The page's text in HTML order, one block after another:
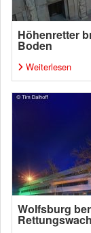
Höhenretter
Boden
Weiterlesen
Wolfsburg